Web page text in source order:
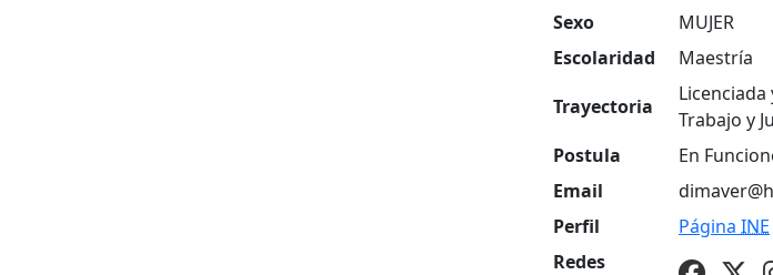
Sexo
MUJER
Escolaridad
Maestría
Trayectoria
Trabajo y
Postula
En
Email
Perfil
Página INE
Redes